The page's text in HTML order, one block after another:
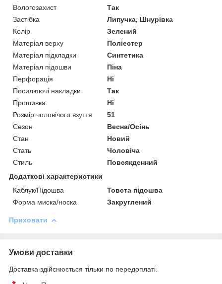
Вологозахист
Так
Застібка
Липучка, Шнурівка
Колір
Зелений
Матеріал верху
Поліестер
Матеріал підкладки
Синтетика
Матеріал підошви
Піна
Перфорація
Ні
Посилюючі накладки
Так
Прошивка
Ні
Розмір чоловічого взуття
51
Сезон
Весна/Осінь
Стан
Новий
Стать
Чоловіча
Стиль
Повсякденний
Додаткові характеристики
Каблук/Підошва
Товста підошва
Форма миска/носка
Закруглений
Приховати
Умови доставки
Доставка здійснюється тільки по передоплаті.